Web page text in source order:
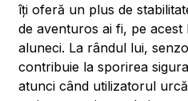
îți oferă un plus de
de aventuros ai fi, pe
aluneci. La rândul lui,
contribuie la sporirea
atunci când utilizatorul